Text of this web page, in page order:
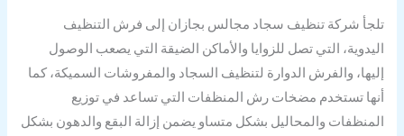
شركة تنظيف سجاد مجالس بجازان إلى فرش التنظيف
التي تصل للزوايا والأماكن الضيقة التي يصعب الوصول
والفرش الدوارة لتنظيف السجاد والمفروشات السميكة، كما
تستخدم مضخات رش المنظفات التي تساعد في توزيع
والمحاليل بشكل متساو يضمن إزالة البقع والدهون بشكل